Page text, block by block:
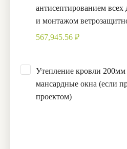
антисептированием всех
и монтажом
567,945.56 ₽
Утепление кровли
мансардные окна (если
проектом)